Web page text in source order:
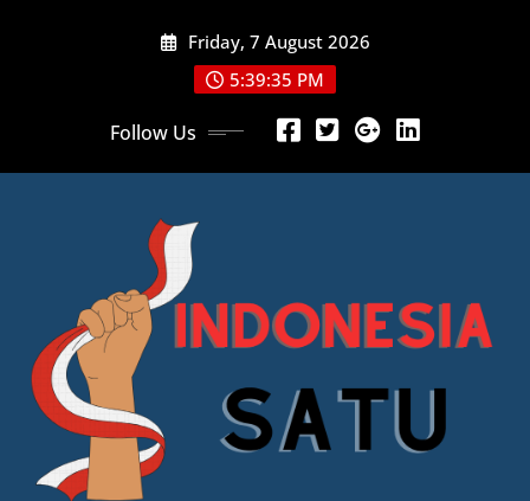
Friday, 7 August 2026
5:39:37 PM
Follow Us